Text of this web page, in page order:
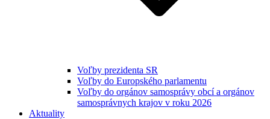
Voľby prezidenta SR
Voľby do Europského parlamentu
Voľby do orgánov samosprávy obcí a orgánov
samosprávnych krajov v roku 2026
Aktuality